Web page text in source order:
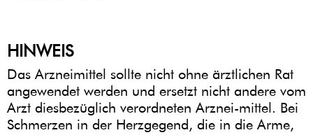
HINWEIS
Das Arzneimittel sollte nicht ohne ärztlichen Rat
angewendet werden und ersetzt nicht andere vom
Arzt diesbezüglich verordneten Arznei-mittel. Bei
Schmerzen in der Herzgegend, die in die Arme,